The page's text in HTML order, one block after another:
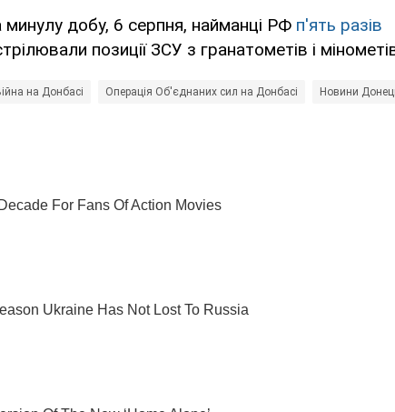
минулу добу, 6 серпня, найманці РФ п'ять разів
позиції ЗСУ з гранатометів і
на Донбасі Операція Об'єднаних сил на Донбасі Новини